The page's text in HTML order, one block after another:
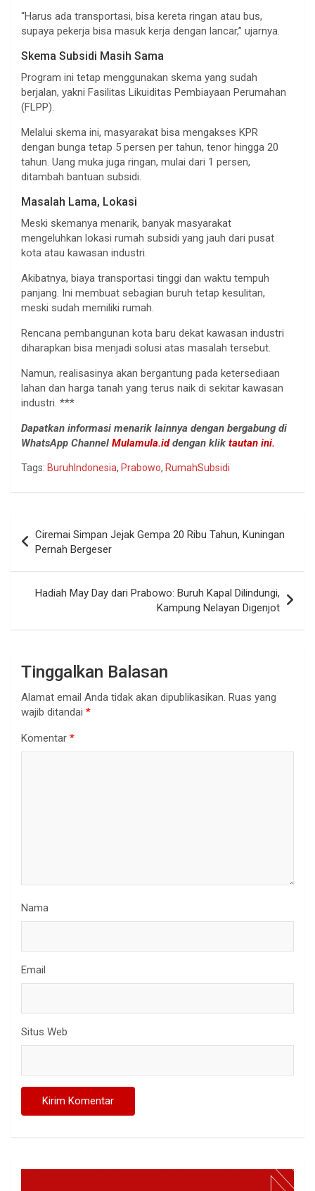
“Harus ada transportasi, bisa kereta ringan atau bus,
supaya pekerja bisa masuk kerja dengan lancar,” ujarnya.
Skema Subsidi Masih Sama
Program ini tetap menggunakan skema yang sudah
berjalan, yakni Fasilitas Likuiditas Pembiayaan Perumahan
(FLPP).
Melalui skema ini, masyarakat bisa mengakses KPR
dengan bunga tetap 5 persen per tahun, tenor hingga 20
tahun. Uang muka juga ringan, mulai dari 1 persen,
ditambah bantuan subsidi.
Masalah Lama, Lokasi
Meski skemanya menarik, banyak masyarakat
mengeluhkan lokasi rumah subsidi yang jauh dari pusat
kota atau kawasan industri.
Akibatnya, biaya transportasi tinggi dan waktu tempuh
panjang. Ini membuat sebagian buruh tetap kesulitan,
meski sudah memiliki rumah.
Rencana pembangunan kota baru dekat kawasan industri
diharapkan bisa menjadi solusi atas masalah tersebut.
Namun, realisasinya akan bergantung pada ketersediaan
lahan dan harga tanah yang terus naik di sekitar kawasan
industri. ***
Dapatkan informasi menarik lainnya dengan bergabung di
WhatsApp Channel Mulamula.iddengan klik tautan ini.
Tags: BuruhIndonesia, Prabowo, RumahSubsidi
pos
Ciremai Simpan Jejak Gempa 20 Ribu Tahun, Kuningan
Pernah Bergeser
Hadiah May Day dari Prabowo: Buruh Kapal Dilindungi,
Kampung Nelayan Digenjot
Tinggalkan Balasan
Alamat email Anda tidak akan dipublikasikan. Ruas yang
wajib ditandai *
Komentar *
Nama
Email
Situs Web